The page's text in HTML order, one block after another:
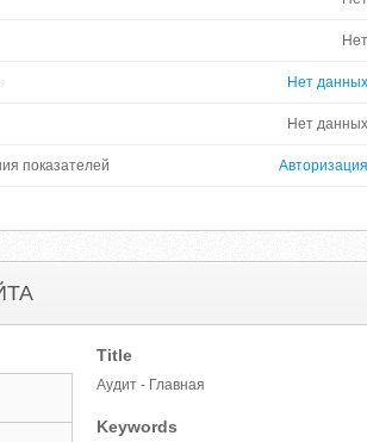
Нет
Нет данных
Нет данных
показателей Авторизация
Title
Аудит - Главная
Keywords